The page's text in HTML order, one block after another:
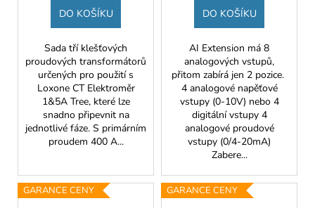
DO KOŠÍKU
Sada tří klešťových
proudových transformátorů
určených pro použití s
Loxone CT Elektroměr
1&5A Tree, které lze
snadno připevnit na
jednotlivé fáze. S primárním
proudem 400 A...
DO KOŠÍKU
AI Extension má 8
analogových vstupů,
přitom zabírá jen 2 pozice.
4 analogové napěťové
vstupy (0-10V) nebo 4
digitální vstupy 4
analogové proudové
vstupy (0/4-20mA)
Zabere...
GARANCE CENY GARANCE CENY